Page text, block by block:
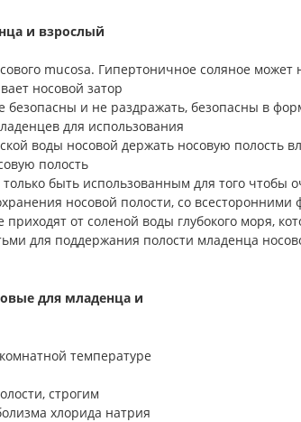
и взрослый
mucosa. Гипертоничное соляное может
носовой затор
и не раздражать, безопасны в
для использования
воды носовой держать носовую полость
полость
быть использованным для того чтобы
носовой полости, со всесторонними
от соленой воды глубокого моря,
для поддержания полости младенца
для младенца и
температуре
строгим
хлорида натрия